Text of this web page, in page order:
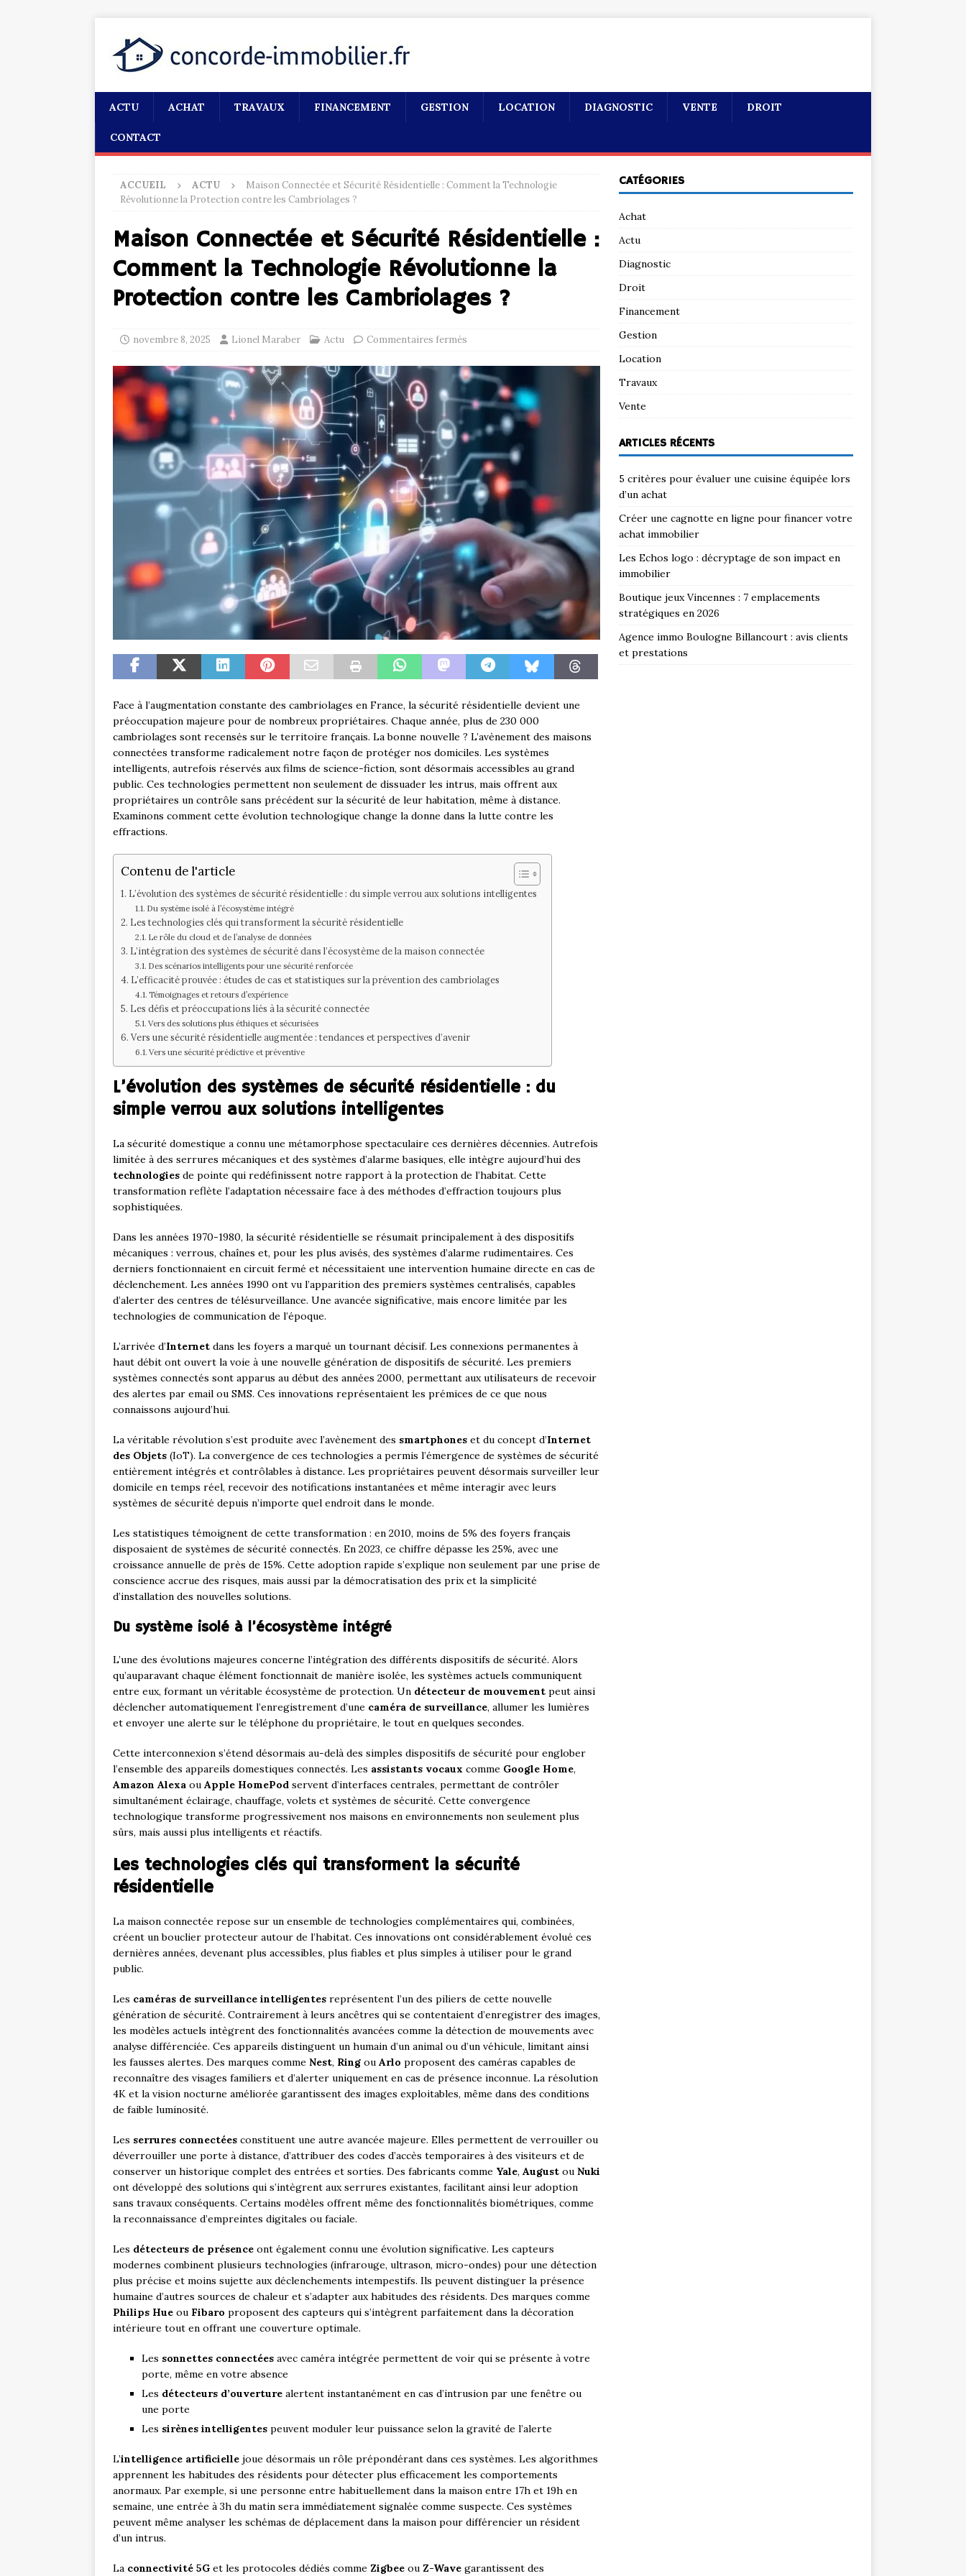
ACTU ACHAT TRAVAUX FINANCEMENT GESTION LOCATION DIAGNOSTIC VENTE DROIT
CONTACT
ACCUEIL ACTU
Maison Connectée et Sécurité Résidentielle : Comment la Technologie
Révolutionne la Protection contre les Cambriolages ?
Maison Connectée et Sécurité Résidentielle :
Comment la Technologie Révolutionne la
Protection contre les Cambriolages ?
novembre 8, 2025 Lionel Maraber Actu Commentaires fermés
Face à l’augmentation constante des cambriolages en France, la sécurité résidentielle devient une
préoccupation majeure pour de nombreux propriétaires. Chaque année, plus de 230 000
cambriolages sont recensés sur le territoire français. La bonne nouvelle ? L’avènement des maisons
connectées transforme radicalement notre façon de protéger nos domiciles. Les systèmes
intelligents, autrefois réservés aux films de science-fiction, sont désormais accessibles au grand
public. Ces technologies permettent non seulement de dissuader les intrus, mais offrent aux
propriétaires un contrôle sans précédent sur la sécurité de leur habitation, même à distance.
Examinons comment cette évolution technologique change la donne dans la lutte contre les
effractions.
Contenu de l'article
L’évolution des systèmes de sécurité résidentielle : du simple verrou aux solutions intelligentes
Du système isolé à l’écosystème intégré
Les technologies clés qui transforment la sécurité résidentielle
Le rôle du cloud et de l’analyse de données
L’intégration des systèmes de sécurité dans l’écosystème de la maison connectée
Des scénarios intelligents pour une sécurité renforcée
L’efficacité prouvée : études de cas et statistiques sur la prévention des cambriolages
Témoignages et retours d’expérience
Les défis et préoccupations liés à la sécurité connectée
Vers des solutions plus éthiques et sécurisées
Vers une sécurité résidentielle augmentée : tendances et perspectives d’avenir
Vers une sécurité prédictive et préventive
L’évolution des systèmes de sécurité résidentielle : du
simple verrou aux solutions intelligentes
La sécurité domestique a connu une métamorphose spectaculaire ces dernières décennies. Autrefois
limitée à des serrures mécaniques et des systèmes d’alarme basiques, elle intègre aujourd’hui des
technologies de pointe qui redéfinissent notre rapport à la protection de l’habitat. Cette
transformation reflète l’adaptation nécessaire face à des méthodes d’effraction toujours plus
sophistiquées.
Dans les années 1970-1980, la sécurité résidentielle se résumait principalement à des dispositifs
mécaniques : verrous, chaînes et, pour les plus avisés, des systèmes d’alarme rudimentaires. Ces
derniers fonctionnaient en circuit fermé et nécessitaient une intervention humaine directe en cas de
déclenchement. Les années 1990 ont vu l’apparition des premiers systèmes centralisés, capables
d’alerter des centres de télésurveillance. Une avancée significative, mais encore limitée par les
technologies de communication de l’époque.
L’arrivée d’Internet dans les foyers a marqué un tournant décisif. Les connexions permanentes à
haut débit ont ouvert la voie à une nouvelle génération de dispositifs de sécurité. Les premiers
systèmes connectés sont apparus au début des années 2000, permettant aux utilisateurs de recevoir
des alertes par email ou SMS. Ces innovations représentaient les prémices de ce que nous
connaissons aujourd’hui.
La véritable révolution s’est produite avec l’avènement des smartphones et du concept d’Internet
des Objets (IoT). La convergence de ces technologies a permis l’émergence de systèmes de sécurité
entièrement intégrés et contrôlables à distance. Les propriétaires peuvent désormais surveiller leur
domicile en temps réel, recevoir des notifications instantanées et même interagir avec leurs
systèmes de sécurité depuis n’importe quel endroit dans le monde.
Les statistiques témoignent de cette transformation : en 2010, moins de 5% des foyers français
disposaient de systèmes de sécurité connectés. En 2023, ce chiffre dépasse les 25%, avec une
croissance annuelle de près de 15%. Cette adoption rapide s’explique non seulement par une prise de
conscience accrue des risques, mais aussi par la démocratisation des prix et la simplicité
d’installation des nouvelles solutions.
Du système isolé à l’écosystème intégré
L’une des évolutions majeures concerne l’intégration des différents dispositifs de sécurité. Alors
qu’auparavant chaque élément fonctionnait de manière isolée, les systèmes actuels communiquent
entre eux, formant un véritable écosystème de protection. Un détecteur de mouvement peut ainsi
déclencher automatiquement l’enregistrement d’une caméra de surveillance, allumer les lumières
et envoyer une alerte sur le téléphone du propriétaire, le tout en quelques secondes.
Cette interconnexion s’étend désormais au-delà des simples dispositifs de sécurité pour englober
l’ensemble des appareils domestiques connectés. Les assistants vocaux comme Google Home,
Amazon Alexa ou Apple HomePod servent d’interfaces centrales, permettant de contrôler
simultanément éclairage, chauffage, volets et systèmes de sécurité. Cette convergence
technologique transforme progressivement nos maisons en environnements non seulement plus
sûrs, mais aussi plus intelligents et réactifs.
Les technologies clés qui transforment la sécurité
résidentielle
La maison connectée repose sur un ensemble de technologies complémentaires qui, combinées,
créent un bouclier protecteur autour de l’habitat. Ces innovations ont considérablement évolué ces
dernières années, devenant plus accessibles, plus fiables et plus simples à utiliser pour le grand
public.
Les caméras de surveillance intelligentes représentent l’un des piliers de cette nouvelle
génération de sécurité. Contrairement à leurs ancêtres qui se contentaient d’enregistrer des images,
les modèles actuels intègrent des fonctionnalités avancées comme la détection de mouvements avec
analyse différenciée. Ces appareils distinguent un humain d’un animal ou d’un véhicule, limitant ainsi
les fausses alertes. Des marques comme Nest, Ring ou Arlo proposent des caméras capables de
reconnaître des visages familiers et d’alerter uniquement en cas de présence inconnue. La résolution
4K et la vision nocturne améliorée garantissent des images exploitables, même dans des conditions
de faible luminosité.
Les serrures connectées constituent une autre avancée majeure. Elles permettent de verrouiller ou
déverrouiller une porte à distance, d’attribuer des codes d’accès temporaires à des visiteurs et de
conserver un historique complet des entrées et sorties. Des fabricants comme Yale, August ou Nuki
ont développé des solutions qui s’intègrent aux serrures existantes, facilitant ainsi leur adoption
sans travaux conséquents. Certains modèles offrent même des fonctionnalités biométriques, comme
la reconnaissance d’empreintes digitales ou faciale.
Les détecteurs de présence ont également connu une évolution significative. Les capteurs
modernes combinent plusieurs technologies (infrarouge, ultrason, micro-ondes) pour une détection
plus précise et moins sujette aux déclenchements intempestifs. Ils peuvent distinguer la présence
humaine d’autres sources de chaleur et s’adapter aux habitudes des résidents. Des marques comme
Philips Hue ou Fibaro proposent des capteurs qui s’intègrent parfaitement dans la décoration
intérieure tout en offrant une couverture optimale.
Les sonnettes connectées avec caméra intégrée permettent de voir qui se présente à votre
porte, même en votre absence
Les détecteurs d’ouverture alertent instantanément en cas d’intrusion par une fenêtre ou
une porte
Les sirènes intelligentes peuvent moduler leur puissance selon la gravité de l’alerte
L’intelligence artificielle joue désormais un rôle prépondérant dans ces systèmes. Les algorithmes
apprennent les habitudes des résidents pour détecter plus efficacement les comportements
anormaux. Par exemple, si une personne entre habituellement dans la maison entre 17h et 19h en
semaine, une entrée à 3h du matin sera immédiatement signalée comme suspecte. Ces systèmes
peuvent même analyser les schémas de déplacement dans la maison pour différencier un résident
d’un intrus.
La connectivité 5G et les protocoles dédiés comme Zigbee ou Z-Wave garantissent des
CATÉGORIES
Achat
Actu
Diagnostic
Droit
Financement
Gestion
Location
Travaux
Vente
ARTICLES RÉCENTS
5 critères pour évaluer une cuisine équipée lors
d’un achat
Créer une cagnotte en ligne pour financer votre
achat immobilier
Les Echos logo : décryptage de son impact en
immobilier
Boutique jeux Vincennes : 7 emplacements
stratégiques en 2026
Agence immo Boulogne Billancourt : avis clients
et prestations